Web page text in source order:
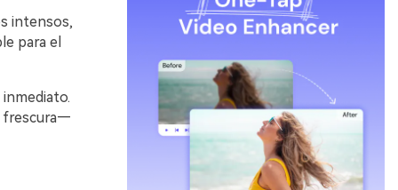
intensos,
para el
frescura—